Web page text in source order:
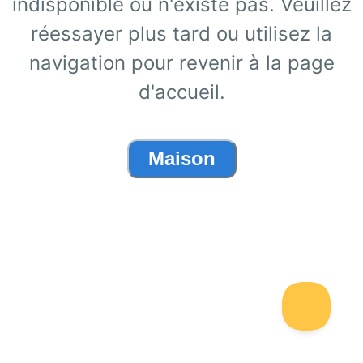
réessayer plus tard ou utilisez la
navigation pour revenir à la page
d'accueil.
Maison